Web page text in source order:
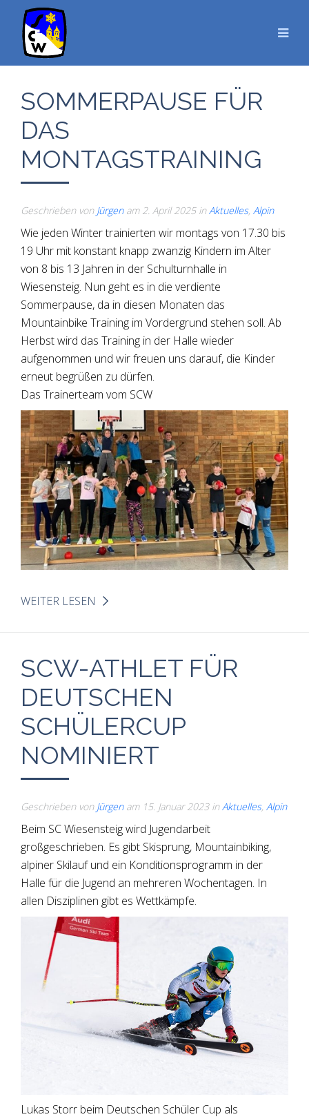
SOMMERPAUSE FÜR
DAS
MONTAGSTRAINING
Geschrieben von Jürgenam 2. April 2025inAktuelles, Alpin
Wie jeden Winter trainierten wir montags von 17.30 bis
19 Uhr mit konstant knapp zwanzig Kindern im Alter
von 8 bis 13 Jahren in der Schulturnhalle in
Wiesensteig. Nun geht es in die verdiente
Sommerpause, da in diesen Monaten das
Mountainbike Training im Vordergrund stehen soll. Ab
Herbst wird das Training in der Halle wieder
aufgenommen und wir freuen uns darauf, die Kinder
erneut begrüßen zu dürfen.
Das Trainerteam vom SCW
WEITER LESEN
SCW-ATHLET FÜR
DEUTSCHEN
SCHÜLERCUP
NOMINIERT
Geschrieben von Jürgenam 15. Januar 2023inAktuelles, Alpin
Beim SC Wiesensteig wird Jugendarbeit
großgeschrieben. Es gibt Skisprung, Mountainbiking,
alpiner Skilauf und ein Konditionsprogramm in der
Halle für die Jugend an mehreren Wochentagen. In
allen Disziplinen gibt es Wettkämpfe.
Lukas Storr beim Deutschen Schüler Cup als